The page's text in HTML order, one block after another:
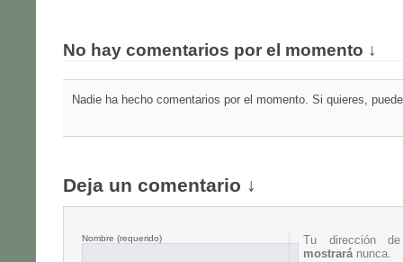
No hay comentarios por el momento ↓
Nadie ha hecho comentarios por el momento. Si quieres,
Deja un comentario ↓
Nombre (requerido)
Tu dirección
mostraránunca.